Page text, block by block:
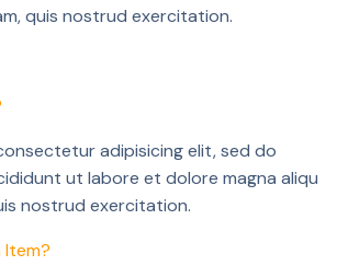
quis nostrud exercitation.
adipisicing elit, sed do
ut labore et dolore magna aliqu
nostrud exercitation.
Item?